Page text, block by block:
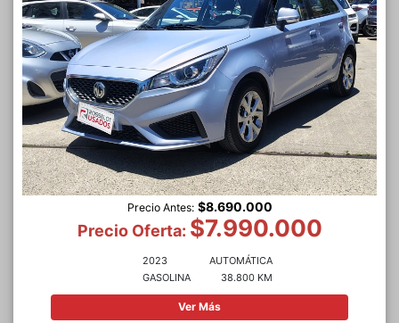
Precio Antes: $8.690.000
Precio Oferta: $7.990.000
2023
GASOLINA
AUTOMÁTICA
38.800 KM
Ver Más